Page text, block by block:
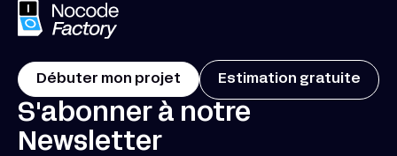
Débuter mon projet Estimation gratuite
S'abonner à notre
Newsletter